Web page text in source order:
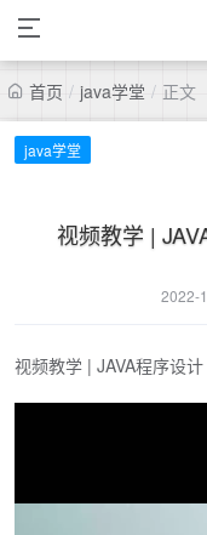
首页 / java学堂 / 正文
java学堂
视频教学 |
2022-
视频教学 | JAVA程序设